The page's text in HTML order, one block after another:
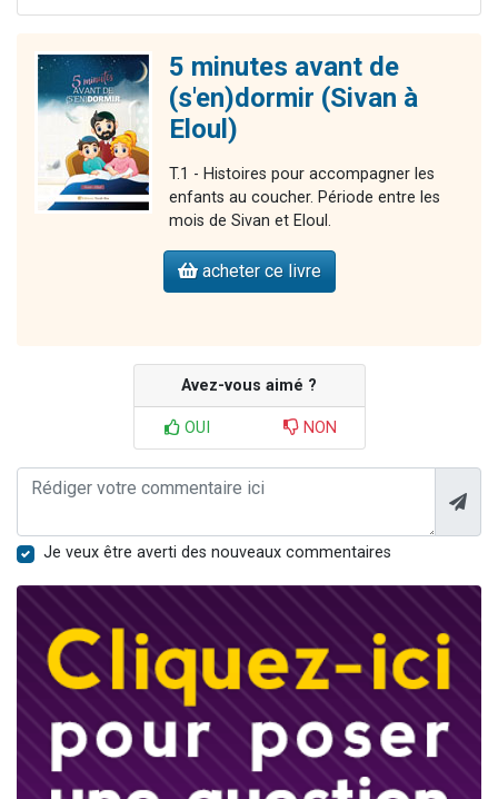
5 minutes avant de
(s'en)dormir (Sivan à
Eloul)
T.1 - Histoires pour accompagner les
enfants au coucher. Période entre les
mois de Sivan et Eloul.
acheter ce livre
Avez-vous aimé ?
OUI NON
Je veux être averti des nouveaux commentaires